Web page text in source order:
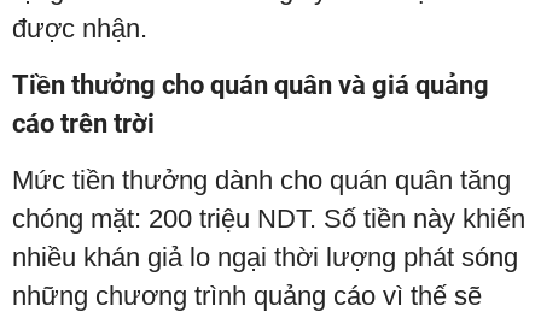
được nhận.
Tiền thưởng cho quán quân và giá quảng
cáo trên trời
Mức tiền thưởng dành cho quán quân tăng
chóng mặt: 200 triệu NDT. Số tiền này khiến
nhiều khán giả lo ngại thời lượng phát sóng
những chương trình quảng cáo vì thế sẽ